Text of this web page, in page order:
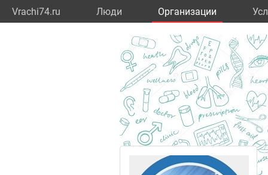
Vrachi74.ru Люди Организации